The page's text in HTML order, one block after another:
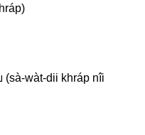
wàt-dii khráp nîi